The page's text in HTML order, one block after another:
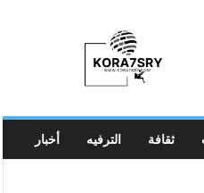
أخبار الترفيه ثقافة